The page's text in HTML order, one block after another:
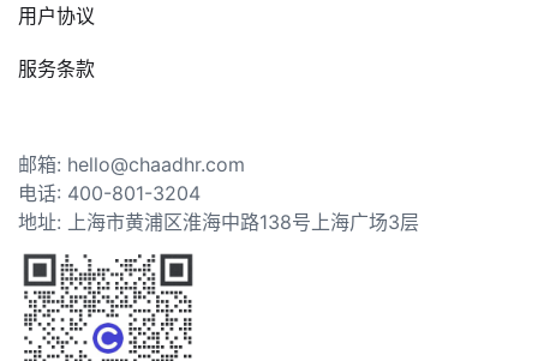
用户协议
服务条款
邮箱: hello@chaadhr.com
电话: 400-801-3204
地址: 上海市黄浦区淮海中路138号上海广场3层